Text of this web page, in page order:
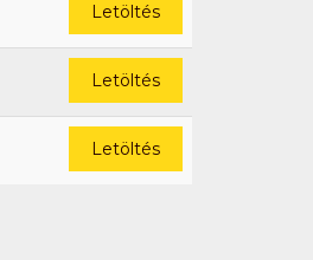
Letöltés
Letöltés
Letöltés